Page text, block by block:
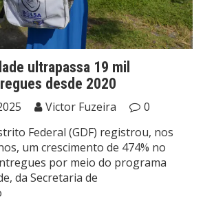
ultrapassa 19 mil
desde 2020
Victor Fuzeira
0
Federal (GDF) registrou, nos
um crescimento de 474% no
por meio do programa
da Secretaria de